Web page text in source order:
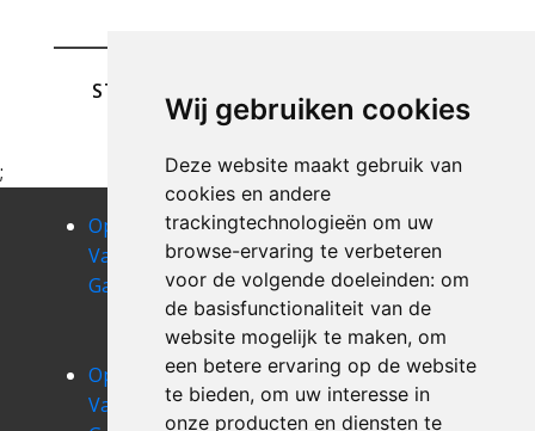
Wij gebruiken cookies
Deze website maakt gebruik van
cookies en andere
trackingtechnologieën om uw
browse-ervaring te verbeteren
voor de volgende doeleinden: om
de basisfunctionaliteit van de
website mogelijk te maken, om
een betere ervaring op de website
te bieden, om uw interesse in
onze producten en diensten te
STUREN
;
Opruimen
Van Uw
Garage aubel
Opruimen
Van Uw
Garage
avennes
Opruimen
Van Uw
Garage
avernas-le-
bauduin
Opruimen
Van Uw
Opruimen
Van Uw
Opruimen
Van Uw